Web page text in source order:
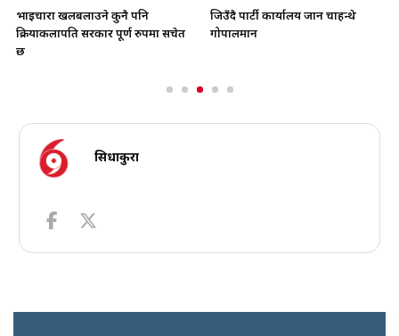
भाइचारा खलबलाउने कुनै पनि
क्रियाकलापप्रति सरकार पूर्ण रुपमा सचेत
छ
जिउँदै पार्टी कार्यालय जान चाहन्थे
गोपालमान
सिधाकुरा